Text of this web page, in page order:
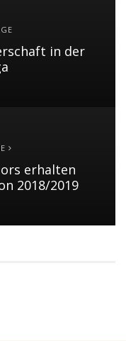
in der
erhalten
2018/2019